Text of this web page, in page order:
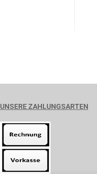
UNSERE ZAHLUNGSARTEN